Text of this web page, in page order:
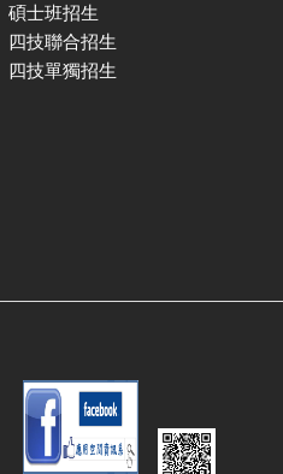
碩士班招生
四技聯合招生
四技單獨招生